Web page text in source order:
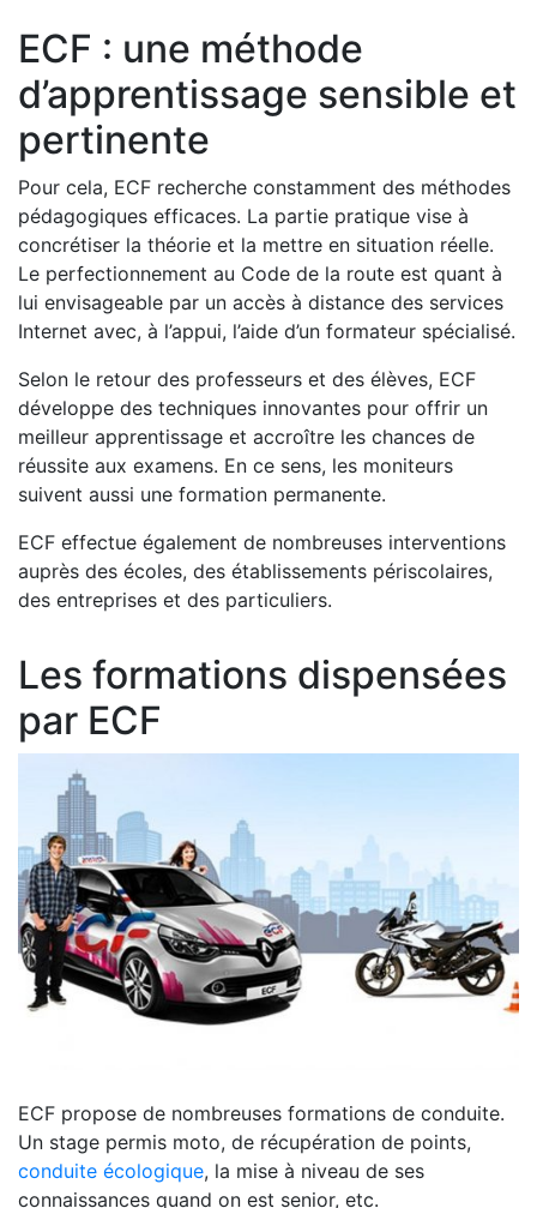
ECF : une méthode
d’apprentissage sensible et
pertinente
Pour cela, ECF recherche constamment des méthodes
pédagogiques efficaces. La partie pratique vise à
concrétiser la théorie et la mettre en situation réelle.
Le perfectionnement au Code de la route est quant à
lui envisageable par un accès à distance des services
Internet avec, à l’appui, l’aide d’un formateur spécialisé.
Selon le retour des professeurs et des élèves, ECF
développe des techniques innovantes pour offrir un
meilleur apprentissage et accroître les chances de
réussite aux examens. En ce sens, les moniteurs
suivent aussi une formation permanente.
ECF effectue également de nombreuses interventions
auprès des écoles, des établissements périscolaires,
des entreprises et des particuliers.
Les formations dispensées
par ECF
ECF propose de nombreuses formations de conduite.
Un stage permis moto, de récupération de points,
conduite écologique, la mise à niveau de ses
connaissances quand on est senior, etc.